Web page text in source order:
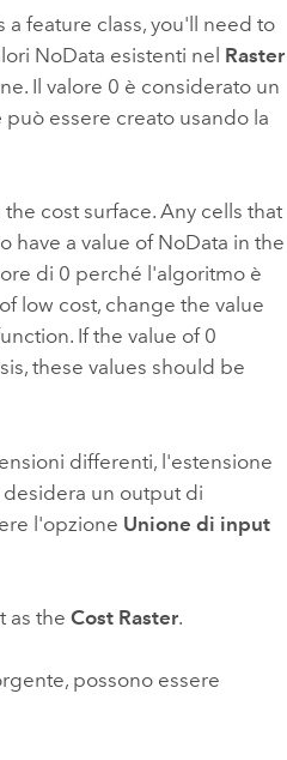
a feature class, you'll need to
NoData esistenti nel Raster
Il valore 0 è considerato un
può essere creato usando la
cost surface. Any cells that
have a value of NoData in the
di 0 perché l'algoritmo è
low cost, change the value
If the value of 0
these values should be
differenti, l'estensione
un output di
l'opzione Unione di input
as theCost Raster.
possono essere